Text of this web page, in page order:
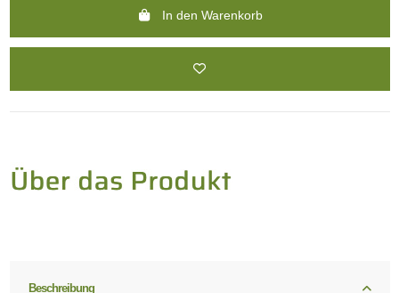
In den Warenkorb
Beschreibung